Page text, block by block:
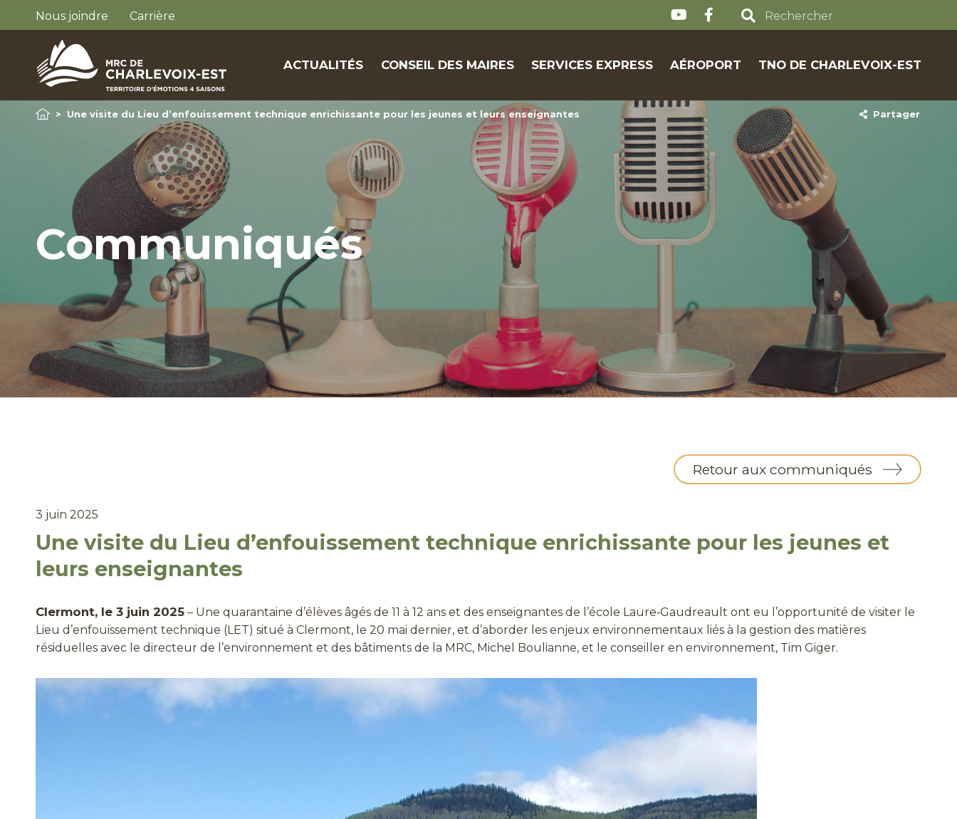
Nous joindre Carrière
ACTUALITÉS CONSEIL DES MAIRES SERVICES EXPRESS AÉROPORT TNO DE CHARLEVOIX-EST
Partager
> Une visite du Lieu d’enfouissement technique enrichissante pour les jeunes et leurs enseignantes
Communiqués
Retour aux communiqués
3 juin 2025
Une visite du Lieu d’enfouissement technique enrichissante pour les jeunes et
leurs enseignantes
Clermont, le 3 juin 2025 – Une quarantaine d’élèves âgés de 11 à 12 ans et des enseignantes de l’école Laure‑Gaudreault ont eu l’opportunité de visiter le
Lieu d’enfouissement technique (LET) situé à Clermont, le 20 mai dernier, et d’aborder les enjeux environnementaux liés à la gestion des matières
résiduelles avec le directeur de l’environnement et des bâtiments de la MRC, Michel Boulianne, et le conseiller en environnement, Tim Giger.